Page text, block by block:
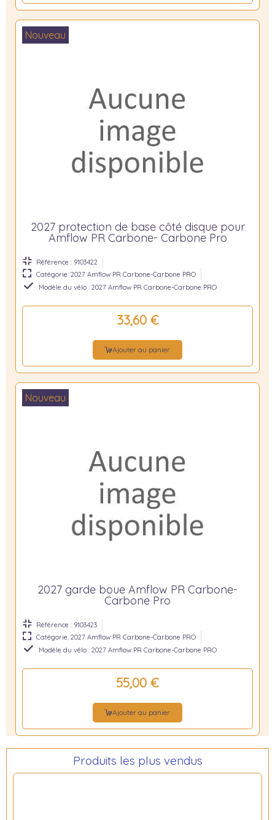
Nouveau
2027 protection de base côté disque pour
Amflow PR Carbone- Carbone Pro
Référence : 9103422
Catégorie: 2027 Amflow PR Carbone-Carbone PRO
Modèle du vélo : 2027 Amflow PR Carbone-Carbone PRO
33,60 €
Ajouter au panier
Nouveau
2027 garde boue Amflow PR Carbone-
Carbone Pro
Référence : 9103423
Catégorie: 2027 Amflow PR Carbone-Carbone PRO
Modèle du vélo : 2027 Amflow PR Carbone-Carbone PRO
55,00 €
Ajouter au panier
Produits les plus vendus